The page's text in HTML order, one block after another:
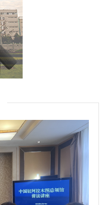
配合完成中国—东盟
典》《刑事诉讼法
交流与合作方面发挥
焦涉外检察工作，高
各研究机构的科研力
与我校刑事法学院
朝琦宣布西北政法大
正式上线，由中心和
法律数据库”正式进
处、教务处、科研
法学院、民商法学
法治软实力的构建，
和西北政法大学再次
次法治人才培养力
为涉外司法审判事业
司法实务深度融合的
院涉外审判人才的大
高水平对外开放的新
走在前列的新篇章。
致辞中表示，陕西作
，在国家开放与法治
人才培养的重要阵
学术积淀和西安中院